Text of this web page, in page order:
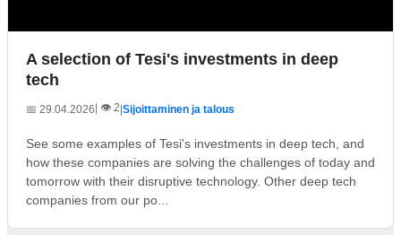
A selection of Tesi's investments in deep
tech
📅 29.04.2026 | 👁️ 2|Sijoittaminen ja talous
See some examples of Tesi's investments in deep tech, and
how these companies are solving the challenges of today and
tomorrow with their disruptive technology. Other deep tech
companies from our po...